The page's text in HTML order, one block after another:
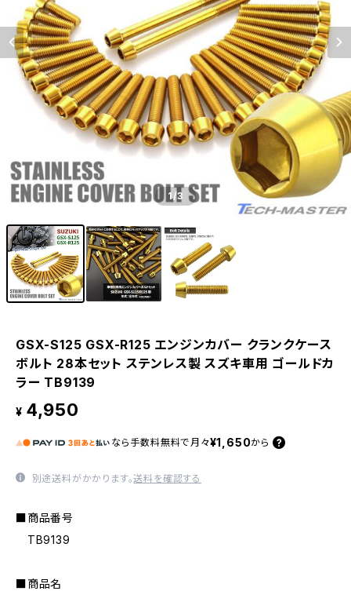
1/3
GSX-S125 GSX-R125 エンジンカバー クランクケース
ボルト 28本セット ステンレス製 スズキ車用 ゴールドカ
ラー TB9139
¥ 4,950
なら 手数料無料で 月々¥1,650から
別途送料がかかります。送料を確認する
■商品番号
TB9139
■商品名